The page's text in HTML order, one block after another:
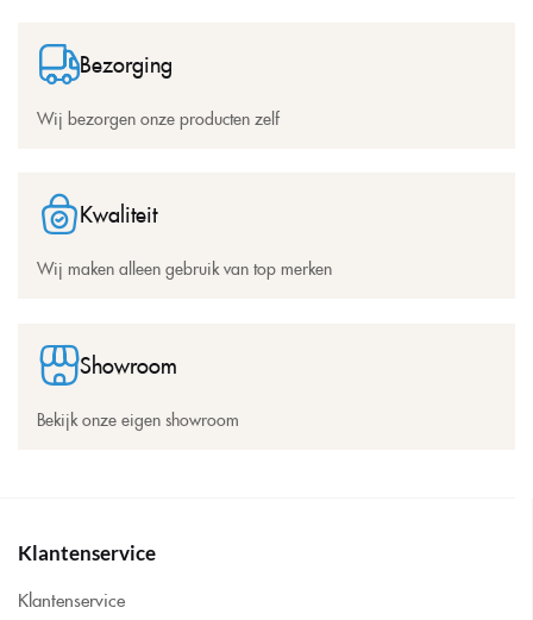
Bezorging
Wij bezorgen onze producten zelf
Kwaliteit
Wij maken alleen gebruik van top merken
Showroom
Bekijk onze eigen showroom
Klantenservice
Klantenservice